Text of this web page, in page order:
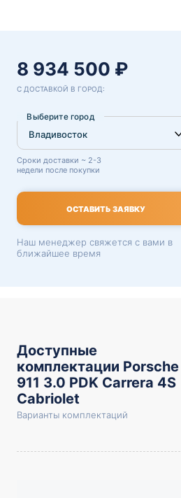
8 934 500 ₽
С ДОСТАВКОЙ В ГОРОД:
Выберите город
Сроки доставки ~ 2-3
недели после покупки
ОСТАВИТЬ ЗАЯВКУ
Наш менеджер свяжется с вами в
ближайшее время
Доступные
комплектации Porsche
911 3.0 PDK Carrera 4S
Cabriolet
Варианты комплектаций